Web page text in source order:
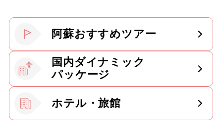
阿蘇おすすめツアー
国内ダイナミック
パッケージ
ホテル・旅館